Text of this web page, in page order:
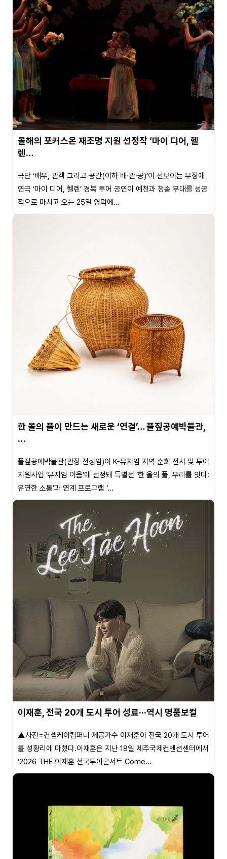
올해의 포커스온 재조명 지원 선정작 ‘마이 디어, 헬
렌…
극단 ‘배우, 관객 그리고 공간(이하 배·관·공)’이 선보이는 무장애
연극 ‘마이 디어, 헬렌’ 경북 투어 공연이 예천과 청송 무대를 성공
적으로 마치고 오는 25일 영덕에...
한 올의 풀이 만드는 새로운 ‘연결’… 풀짚공예박물관,
…
풀짚공예박물관(관장 전성임)이 K-뮤지엄 지역 순회 전시 및 투어
지원사업 ‘뮤지엄 이음’에 선정돼 특별전 ‘한 올의 풀, 우리를 잇다:
유연한 소통’과 연계 프로그램 ‘...
이재훈, 전국 20개 도시 투어 성료···역시 명품보컬
▲사진=컨셉케이컴퍼니 제공가수 이재훈이 전국 20개 도시 투어
를 성황리에 마쳤다.이재훈은 지난 18일 제주국제컨벤션센터에서
‘2026 THE 이재훈 전국투어콘서트 Come...